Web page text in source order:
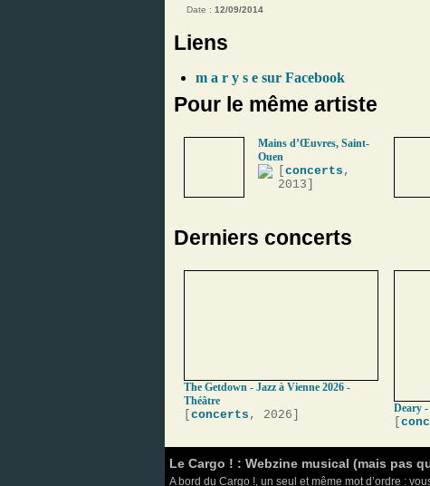
Date : 12/09/2014
Liens
m a r y s e sur Facebook
Pour le même artiste
Mains d’Œuvres, Saint-
Ouen
concerts ,
2013]
Derniers concerts
The Getdown - Jazz à Vienne 2026 -
Théâtre
concerts , 2026] Deary
Le Cargo ! : Webzine musical (mais pas
A bord du Cargo !, un seul et même mot d’ordre :